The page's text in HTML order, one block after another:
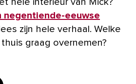
hele interieur van Mick?
negentiende-eeuwse
zijn hele verhaal. Welke
graag overnemen?